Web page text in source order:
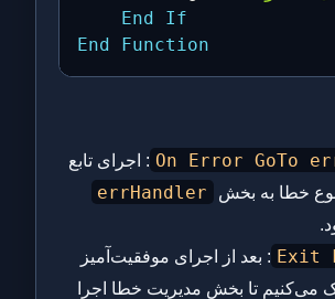
End
If
End
Function
On Error GoTo : اجرای تابع
خطا به بخش
errHandler
Exit : بعد از اجرای موفقیت‌آمیز
می‌کنیم تا بخش مدیریت خطا اجرا